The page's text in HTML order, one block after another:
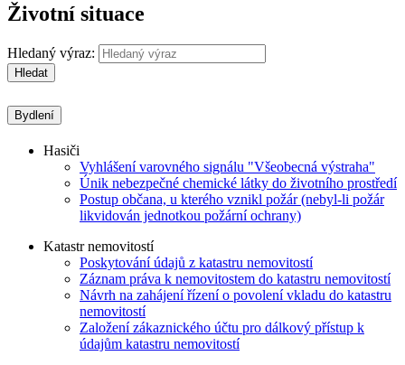
Životní situace
Hledaný výraz:
Hledat
Bydlení
Hasiči
Vyhlášení varovného signálu "Všeobecná výstraha"
Únik nebezpečné chemické látky do životního prostředí
Postup občana, u kterého vznikl požár (nebyl-li požár
likvidován jednotkou požární ochrany)
Katastr nemovitostí
Poskytování údajů z katastru nemovitostí
Záznam práva k nemovitostem do katastru nemovitostí
Návrh na zahájení řízení o povolení vkladu do katastru
nemovitostí
Založení zákaznického účtu pro dálkový přístup k
údajům katastru nemovitostí